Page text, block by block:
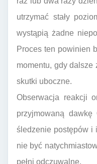
utrzymać stały
wystąpią żadne
Proces ten powinien
momentu, gdy
skutki uboczne.
Obserwacja reakcji
przyjmowaną
śledzenie postępów i
nie być
pełni odczuwalne.